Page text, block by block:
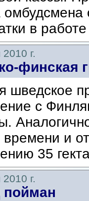
омбудсмена
в
г.
финская
шведское
с
времени и
35
г.
пойман